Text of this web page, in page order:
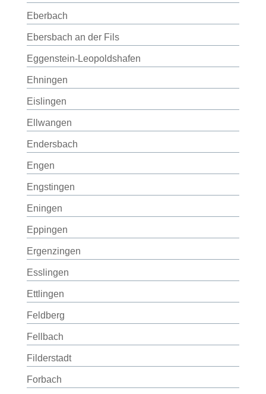
Eberbach
Ebersbach an der Fils
Eggenstein-Leopoldshafen
Ehningen
Eislingen
Ellwangen
Endersbach
Engen
Engstingen
Eningen
Eppingen
Ergenzingen
Esslingen
Ettlingen
Feldberg
Fellbach
Filderstadt
Forbach